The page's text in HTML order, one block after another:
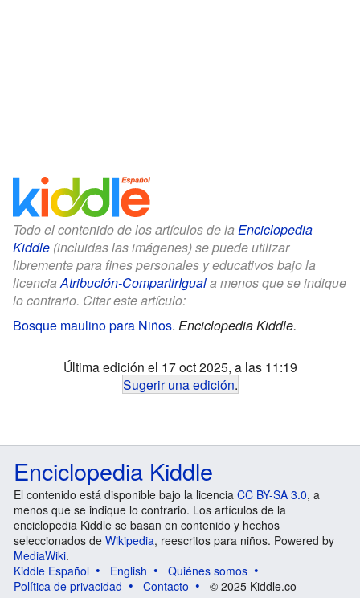
Todo el contenido de los artículos de la Enciclopedia
Kiddle (incluidas las imágenes) se puede utilizar
libremente para fines personales y educativos bajo la
licencia Atribución-CompartirIguala menos que se indique
lo contrario. Citar este artículo:
Bosque maulino para Niños. Enciclopedia Kiddle.
Última edición el 17 oct 2025, a las 11:19
Sugerir una edición.
Enciclopedia Kiddle
El contenido está disponible bajo la licencia CC BY-SA 3.0, a
menos que se indique lo contrario. Los artículos de la
enciclopedia Kiddle se basan en contenido y hechos
seleccionados de Wikipedia, reescritos para niños. Powered by
MediaWiki.
Kiddle Español
English
Quiénes somos
Política de privacidad
Contacto © 2025 Kiddle.co